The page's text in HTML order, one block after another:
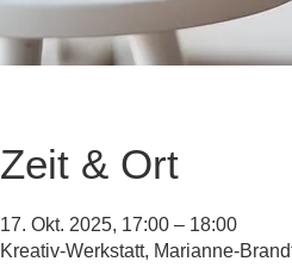
Zeit & Ort
17. Okt. 2025, 17:00 – 18:00
Kreativ-Werkstatt, Marianne-